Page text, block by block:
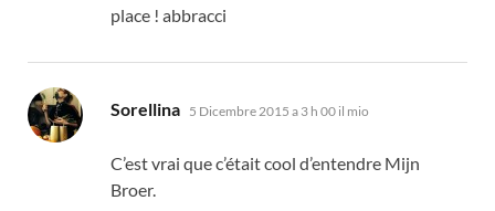
place ! abbracci
Sorellina dice:
5 Dicembre 2015 a 3 h 00 il mio
C’est vrai que c’était cool d’entendre Mijn
Broer.